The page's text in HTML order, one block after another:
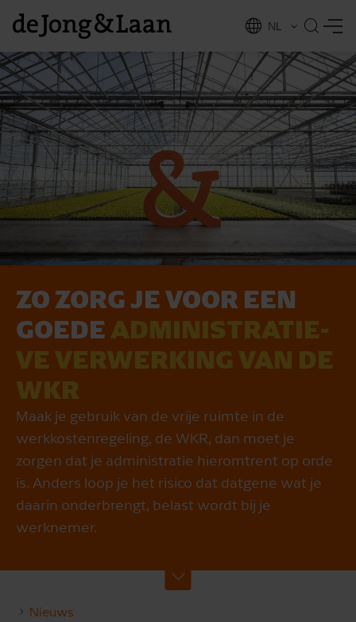
NL
EN
ZO ZORG JE VOOR EEN
GOEDE AD­MI­NI­STRA­TIE­
VE VER­WER­KING VAN DE
WKR
Maak je gebruik van de vrije ruimte in de
werkkostenregeling, de WKR, dan moet je
zorgen dat je administratie hieromtrent op orde
is. Anders loop je het risico dat datgene wat je
daarin onderbrengt, belast wordt bij je
werknemer.
Nieuws